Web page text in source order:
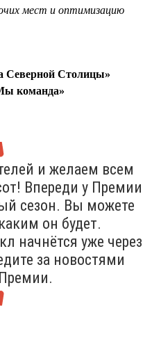
мест и оптимизацию
Северной Столицы»
команда»
и желаем всем
Впереди у Премии
сезон. Вы можете
он будет.
начнётся уже через
за новостями